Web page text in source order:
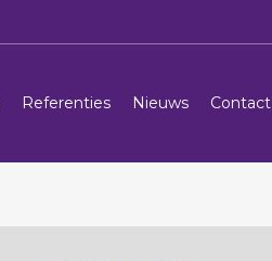
Referenties Nieuws Contact